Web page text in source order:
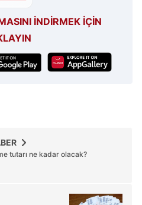
İNDİRMEK İÇİN
tutarı ne kadar olacak?